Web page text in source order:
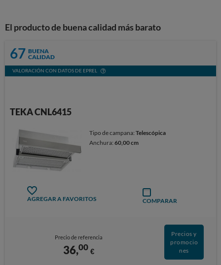
El producto de buena calidad más barato
67 BUENA
CALIDAD
VALORACIÓN CON DATOS DE EPREL
TEKA CNL6415
Tipo de campana:Telescópica
Anchura:60,00 cm
AGREGAR A FAVORITOS COMPARAR
Precio de referencia
36,00 €
Precios y
promocio
nes